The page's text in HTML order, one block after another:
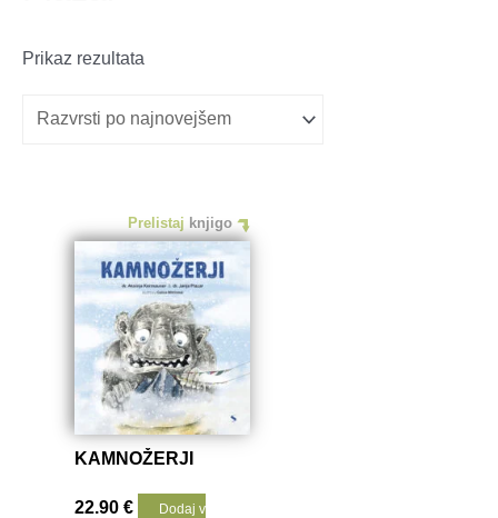
Prikaz rezultata
Prelistaj knjigo
KAMNOŽERJI
22.90€
Dodaj v